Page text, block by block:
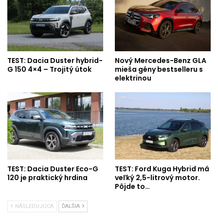
TEST: Dacia Duster hybrid-
G 150 4×4 – Trojitý útok
Nový Mercedes-Benz GLA
mieša gény bestselleru s
elektrinou
TEST: Dacia Duster Eco-G
120 je praktický hrdina
TEST: Ford Kuga Hybrid má
veľký 2,5-litrový motor.
Pôjde to…
NÁSLEDUJÚCA ĎALŠIA